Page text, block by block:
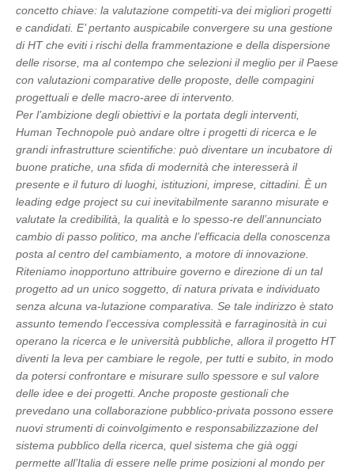
concetto chiave: la valutazione competiti-va dei migliori progetti
e candidati. E’ pertanto auspicabile convergere su una gestione
di HT che eviti i rischi della frammentazione e della dispersione
delle risorse, ma al contempo che selezioni il meglio per il Paese
con valutazioni comparative delle proposte, delle compagini
progettuali e delle macro-aree di intervento.
Per l’ambizione degli obiettivi e la portata degli interventi,
Human Technopole può andare oltre i progetti di ricerca e le
grandi infrastrutture scientifiche: può diventare un incubatore di
buone pratiche, una sfida di modernità che interesserà il
presente e il futuro di luoghi, istituzioni, imprese, cittadini. È un
leading edge project su cui inevitabilmente saranno misurate e
valutate la credibilità, la qualità e lo spesso-re dell’annunciato
cambio di passo politico, ma anche l’efficacia della conoscenza
posta al centro del cambiamento, a motore di innovazione.
Riteniamo inopportuno attribuire governo e direzione di un tal
progetto ad un unico soggetto, di natura privata e individuato
senza alcuna va-lutazione comparativa. Se tale indirizzo è stato
assunto temendo l’eccessiva complessità e farraginosità in cui
operano la ricerca e le università pubbliche, allora il progetto HT
diventi la leva per cambiare le regole, per tutti e subito, in modo
da potersi confrontare e misurare sullo spessore e sul valore
delle idee e dei progetti. Anche proposte gestionali che
prevedano una collaborazione pubblico-privata possono essere
nuovi strumenti di coinvolgimento e responsabilizzazione del
sistema pubblico della ricerca, quel sistema che già oggi
permette all’Italia di essere nelle prime posizioni al mondo per